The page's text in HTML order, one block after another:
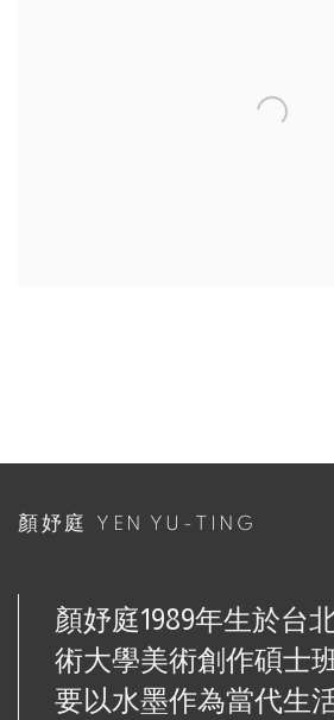
顏妤庭 YEN YU-TING
顏妤庭1989年生於台
術大學美術創作碩士
要以水墨作為當代生